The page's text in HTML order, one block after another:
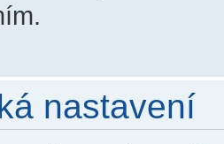
nastavení